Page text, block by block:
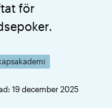
för
19 december 2025